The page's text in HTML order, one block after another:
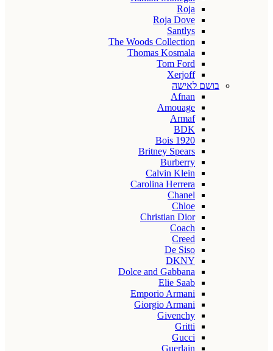
Roja
Roja Dove
Santlys
The Woods Collection
Thomas Kosmala
Tom Ford
Xerjoff
בושם לאישה
Afnan
Amouage
Armaf
BDK
Bois 1920
Britney Spears
Burberry
Calvin Klein
Carolina Herrera
Chanel
Chloe
Christian Dior
Coach
Creed
De Siso
DKNY
Dolce and Gabbana
Elie Saab
Emporio Armani
Giorgio Armani
Givenchy
Gritti
Gucci
Guerlain